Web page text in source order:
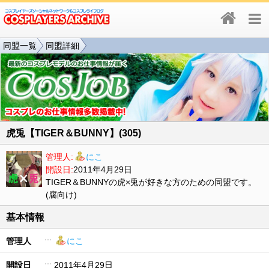
同盟一覧 同盟詳細
虎兎【TIGER＆BUNNY】(305)
管理人:
にこ
開設日:2011年4月29日
TIGER＆BUNNYの虎×兎が好きな方のための同盟です。
(腐向け)
基本情報
管理人 にこ
開設日 2011年4月29日